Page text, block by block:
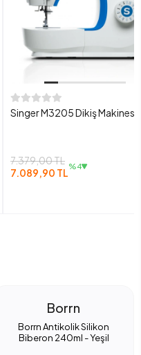
Singer M3205 Dikiş Makinesi
7.379,00 TL
7.089,90 TL %4
Borrn
Borrn Antikolik Silikon
Biberon 240ml - Yeşil